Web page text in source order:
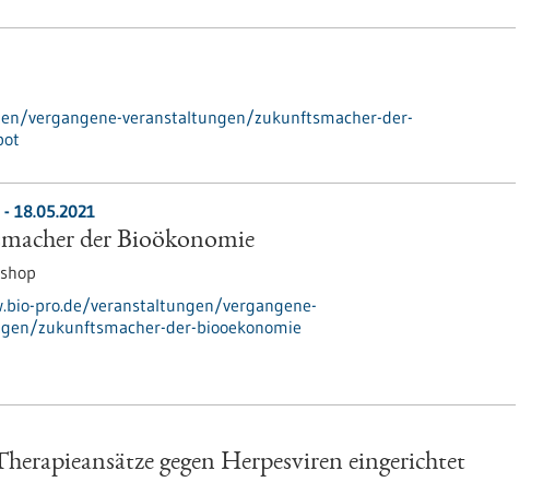
vergangene-veranstaltungen/zukunftsmacher-der-
- 18.05.2021
der Bioökonomie
pro.de/veranstaltungen/vergangene-
zukunftsmacher-der-biooekonomie
gegen Herpesviren eingerichtet